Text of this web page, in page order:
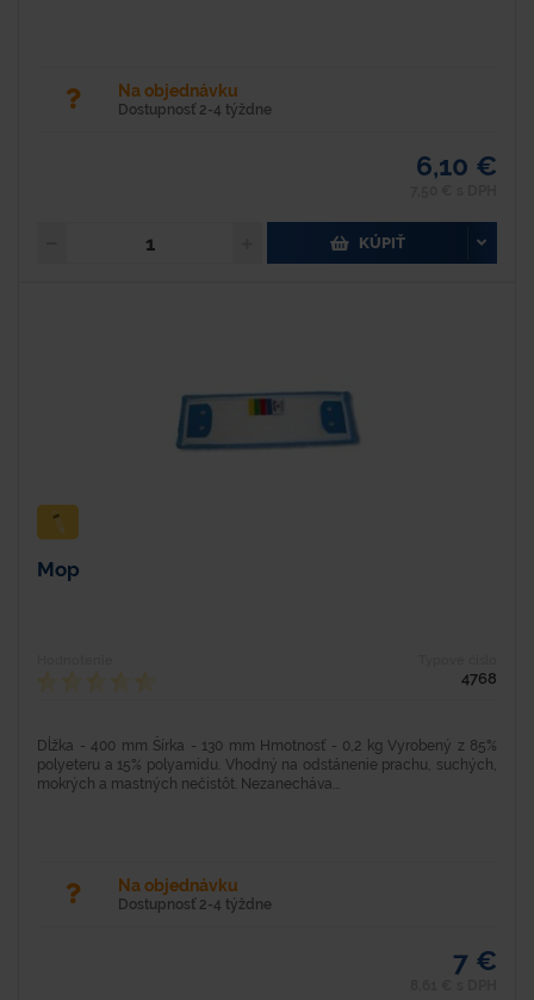
Na objednávku
Dostupnosť 2-4 týždne
6,10 €
KÚPIŤ
Mop
4768
Dĺžka - 400 mm Šírka - 130 mm Hmotnosť - 0,2 kg Vyrobený z 85%
polyeteru a 15% polyamidu. Vhodný na odstánenie prachu, suchých,
mokrých a mastných nečistôt. Nezanecháva...
Na objednávku
Dostupnosť 2-4 týždne
7 €